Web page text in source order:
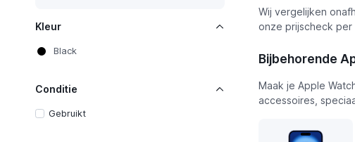
Kleur
Black
Conditie
Gebruikt
Wij vergelijken
onze prijscheck
Bijbehorende
Maak je Apple
accessoires,